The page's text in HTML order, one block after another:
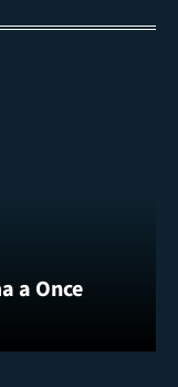
a Once